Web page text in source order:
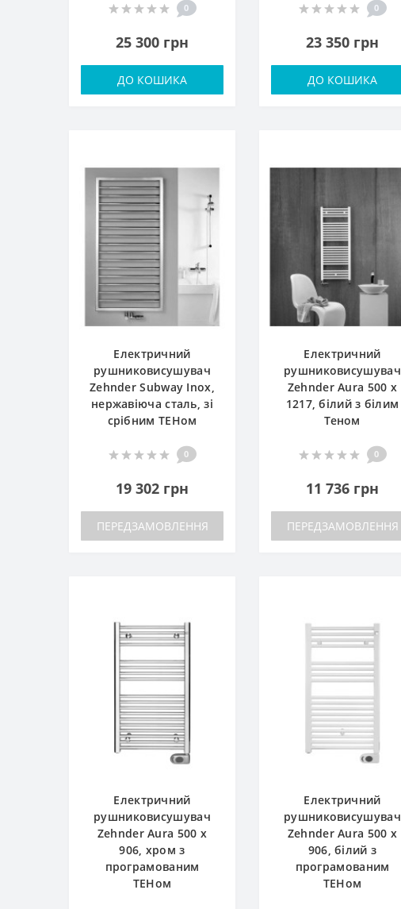
0
25 300 грн
ДО КОШИКА
0
23 350 грн
ДО КОШИКА
Електричний
рушниковисушувач
Zehnder Subway Inox,
нержавіюча сталь, зі
срібним ТЕНом
0
19 302 грн
ПЕРЕДЗАМОВЛЕННЯ
Електричний
рушниковисушувач
Zehnder Aura 500 x
1217, білий з білим
Теном
0
11 736 грн
ПЕРЕДЗАМОВЛЕННЯ
Електричний
рушниковисушувач
Zehnder Aura 500 x
906, хром з
програмованим
ТЕНом
Електричний
рушниковисушувач
Zehnder Aura 500 x
906, білий з
програмованим
ТЕНом